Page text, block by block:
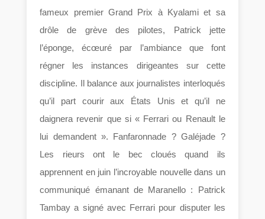
fameux premier Grand Prix à Kyalami et sa
drôle de grève des pilotes, Patrick jette
l’éponge, écœuré par l’ambiance que font
régner les instances dirigeantes sur cette
discipline. Il balance aux journalistes interloqués
qu’il part courir aux États Unis et qu’il ne
daignera revenir que si « Ferrari ou Renault le
lui demandent ». Fanfaronnade ? Galéjade ?
Les rieurs ont le bec cloués quand ils
apprennent en juin l’incroyable nouvelle dans un
communiqué émanant de Maranello : Patrick
Tambay a signé avec Ferrari pour disputer les